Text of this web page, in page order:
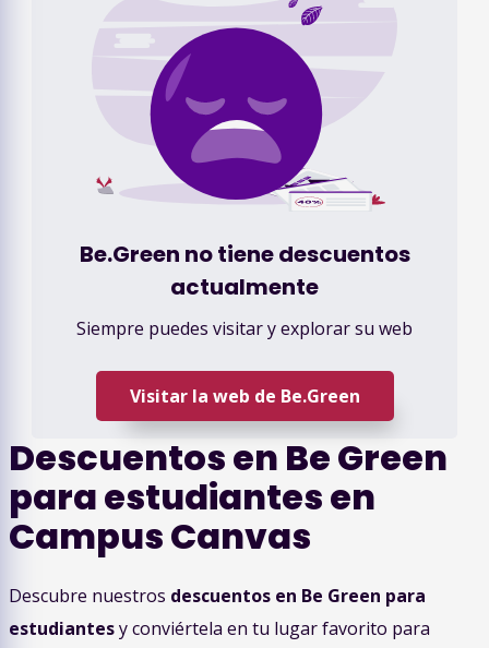
Be.Green no tiene descuentos
actualmente
Siempre puedes visitar y explorar su web
Visitar la web de Be.Green
Descuentos en BeGreen
para estudiantesen
Campus Canvas
Descubre nuestros descuentos en Be Green para
estudiantesy conviértela en tu lugar favorito para